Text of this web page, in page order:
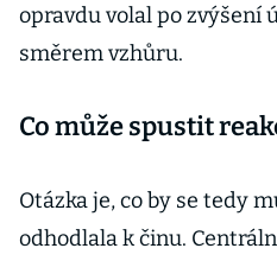
opravdu volal po zvýšení
směrem vzhůru.
Co může spustit
Otázka je, co by se tedy
odhodlala k činu.